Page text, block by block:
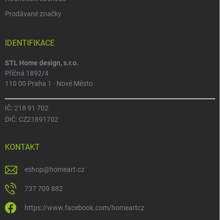
Prodávané značky
IDENTIFIKACE
STL Home design, s.r.o.
Příčná 1892/4
110 00 Praha 1 - Nové Město
IČ: 218 91 702
DIČ: CZ21891702
KONTAKT
eshop@homeart.cz
737 709 882
https://www.facebook.com/homeartcz